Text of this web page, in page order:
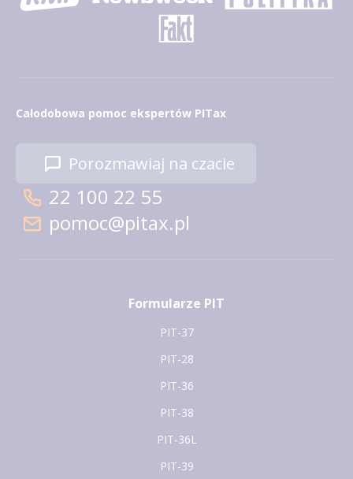
Całodobowa pomoc ekspertów PITax
Porozmawiaj na czacie
22 100 22 55
pomoc@pitax.pl
Formularze PIT
PIT-37
PIT-28
PIT-36
PIT-38
PIT-36L
PIT-39